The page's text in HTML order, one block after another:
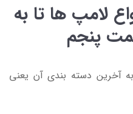
لامپ ها تا به
پنجم
به آخرین دسته بندی آن یعنی